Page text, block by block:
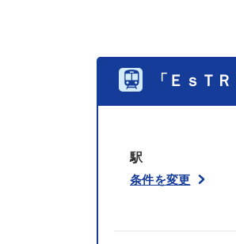
「ＥｓＴ
駅
条件を変更